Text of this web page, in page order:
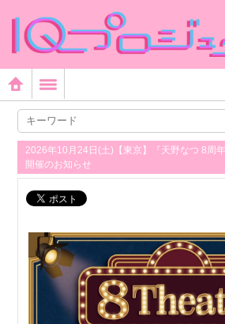
2026年10月24日(土)【東京】『天野なつ 8周
開催のお知らせ